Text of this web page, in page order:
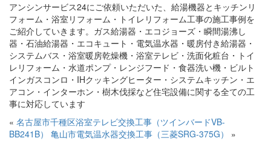
アンシンサービス24にご依頼いただいた、給湯機器とキッチンリ
フォーム・浴室リフォーム・トイレリフォーム工事の施工事例を
ご紹介していきます。ガス給湯器・エコジョーズ・瞬間湯沸し
器・石油給湯器・エコキュート・電気温水器・暖房付き給湯器・
システムバス・浴室暖房乾燥機・浴室テレビ・洗面化粧台・トイ
レリフォーム・水道ポンプ・レンジフード・食器洗い機・ビルト
インガスコンロ・IHクッキングヒーター・システムキッチン・エ
アコン・インターホン・樹木伐採など住宅設備に関する全ての工
事に対応しています
« 名古屋市千種区浴室テレビ交換工事（ツインバードVB-
BB241B）
亀山市電気温水器交換工事（三菱SRG-375G） »